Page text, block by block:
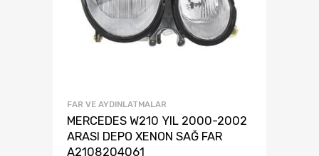
FAR VE AYDINLATMALAR
MERCEDES W210 YIL 2000-2002
ARASI DEPO XENON SAĞ FAR
A2108204061